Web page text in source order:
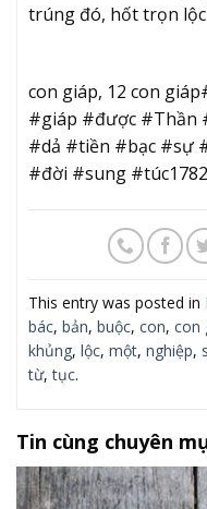
trúng đó, hốt trọn
con giáp, 12 con
#giáp #được #Thần
#dả #tiền #bạc #sự
#đời #sung
This entry was posted in
bác, bản, buộc, con, con
khủng, lộc, một, nghiệp,
từ,tục.
Tin cùng chuyên